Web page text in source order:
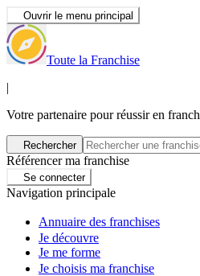
Ouvrir le menu principal
Toute la Franchise
|
Votre partenaire pour réussir en
Rechercher
Référencer ma franchise
Se connecter
Navigation principale
Annuaire des franchises
Je découvre
Je me forme
Je choisis ma franchise